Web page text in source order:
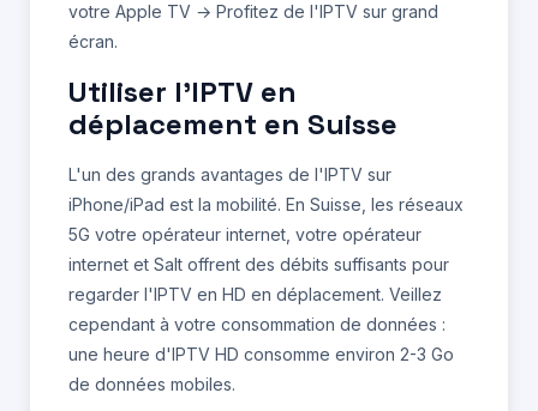
votre Apple TV → Profitez de l'IPTV sur grand
écran.
Utiliser l'IPTV en
déplacement en Suisse
L'un des grands avantages de l'IPTV sur
iPhone/iPad est la mobilité. En Suisse, les réseaux
5G votre opérateur internet, votre opérateur
internet et Salt offrent des débits suffisants pour
regarder l'IPTV en HD en déplacement. Veillez
cependant à votre consommation de données :
une heure d'IPTV HD consomme environ 2-3 Go
de données mobiles.